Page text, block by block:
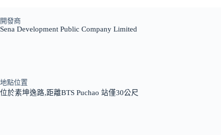
開發商
Sena Development Public Company Limited
地點位置
位於素坤逸路,距離BTS Puchao 站僅30公尺